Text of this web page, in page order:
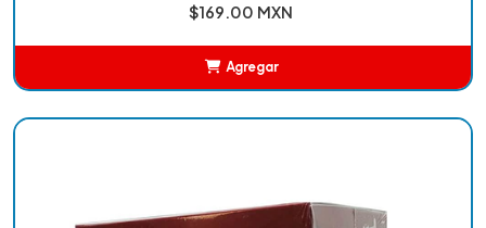
$169.00 MXN
Agregar